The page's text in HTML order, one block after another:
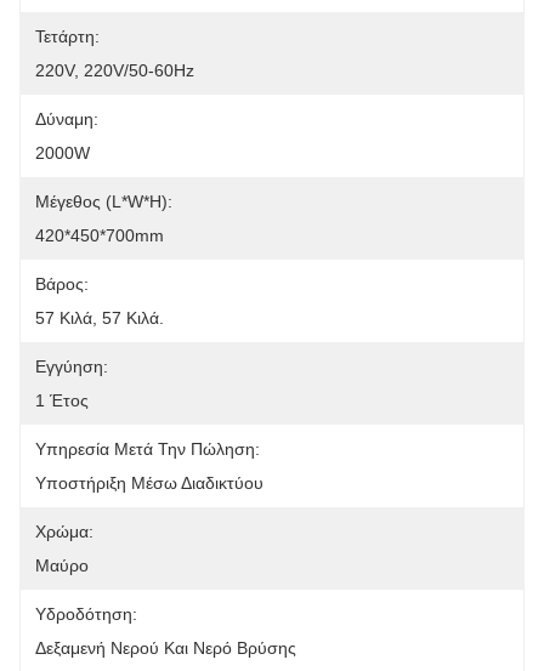
Τετάρτη:
220V, 220V/50-60Hz
Δύναμη:
2000W
Μέγεθος (L*W*H):
420*450*700mm
Βάρος:
57 Κιλά, 57 Κιλά.
Εγγύηση:
1 Έτος
Υπηρεσία Μετά Την Πώληση:
Υποστήριξη Μέσω Διαδικτύου
Χρώμα:
Μαύρο
Υδροδότηση:
Δεξαμενή Νερού Και Νερό Βρύσης